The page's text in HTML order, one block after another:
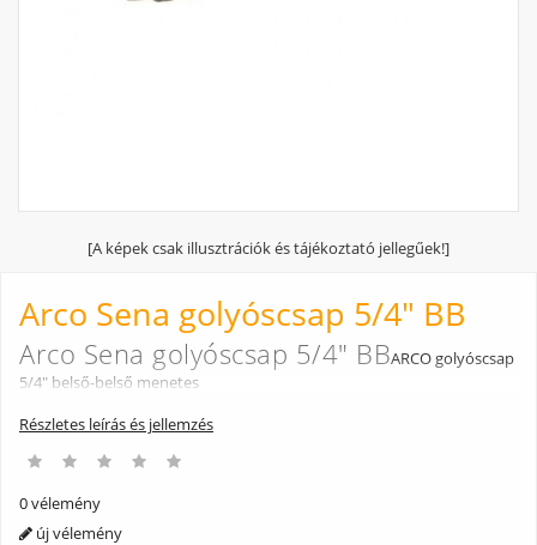
[A képek csak illusztrációk és tájékoztató jellegűek!]
Arco Sena golyóscsap 5/4" BB
Arco Sena golyóscsap 5/4" BBARCO golyóscsap
5/4" belső-belső menetes
Részletes leírás és jellemzés
0 vélemény
új vélemény